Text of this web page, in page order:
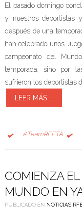
El pasado domingo
y nuestros deportistas
después de una
han celebrado unos
campeonato del
temporada, sino por
sufrieron los deportistas
LEER MÁS ...
#TeamRFETA
COMIENZA
MUNDO EN
PUBLICADO EN NOTICIAS